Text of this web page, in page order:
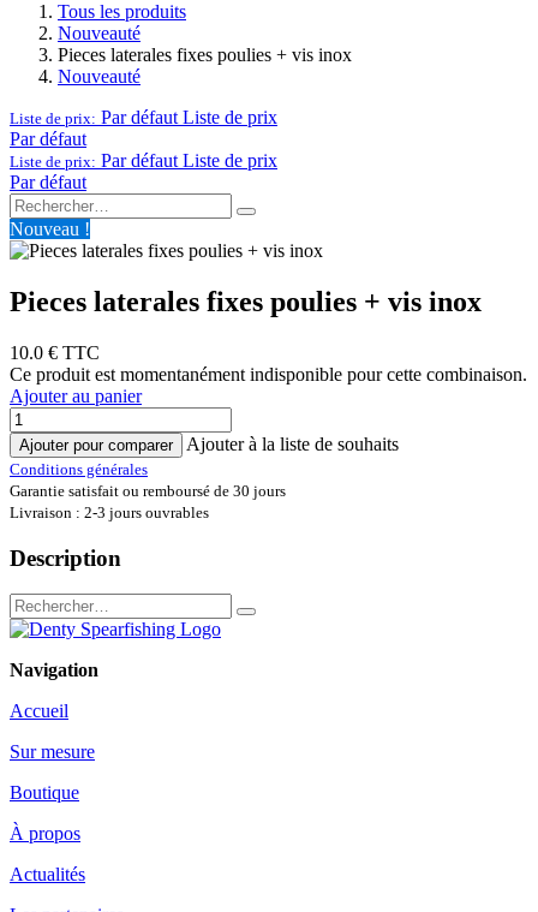
Tous les produits
Nouveauté
Pieces laterales fixes poulies + vis inox
Nouveauté
Liste de prix: Par défaut Liste de prix
Par défaut
Liste de prix: Par défaut Liste de prix
Par défaut
Nouveau !
Pieces laterales fixes poulies + vis inox
10.0 € TTC
Ce produit est momentanément indisponible pour cette combinaison.
Ajouter au panier
Ajouter pour comparer Ajouter à la liste de souhaits
Conditions générales
Garantie satisfait ou remboursé de 30 jours
Livraison : 2-3 jours ouvrables
Description
Navigation
Accueil
Sur mesure
Boutique
À propos
Actualités